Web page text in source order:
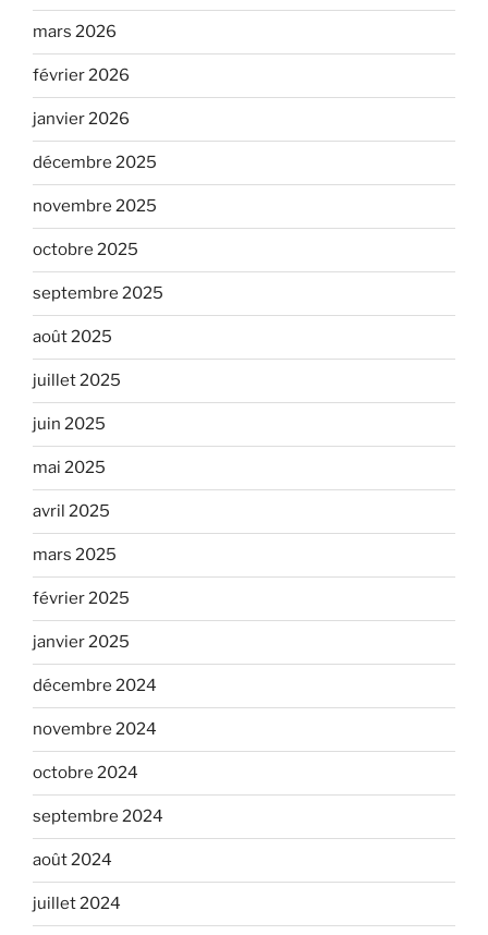
mars 2026
février 2026
janvier 2026
décembre 2025
novembre 2025
octobre 2025
septembre 2025
août 2025
juillet 2025
juin 2025
mai 2025
avril 2025
mars 2025
février 2025
janvier 2025
décembre 2024
novembre 2024
octobre 2024
septembre 2024
août 2024
juillet 2024